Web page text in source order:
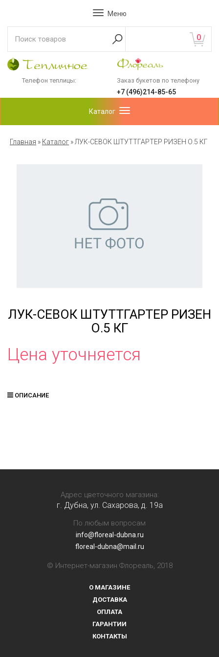
Меню
0
Телефон теплицы: Заказ букетов по телефону
+7 (496)214-85-65
Каталог
Главная » Каталог »ЛУК-СЕВОК ШТУТТГАРТЕР РИЗЕН О.5 КГ
ЛУК-СЕВОК ШТУТТГАРТЕР РИЗЕН
О.5 КГ
Цена уточняется
ОПИСАНИЕ
Адрес цветочного магазина:
г. Дубна, ул. Сахарова, д. 19a
По любым вопросам
info@floreal-dubna.ru
floreal-dubna@mail.ru
© Интернет-магазин Флореаль, 2018
О МАГАЗИНЕ
ДОСТАВКА
ОПЛАТА
ГАРАНТИИ
КОНТАКТЫ